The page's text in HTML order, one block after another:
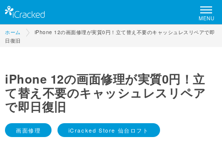
MENU
ホーム
iPhone 12の画面修理が実質0円！立て替え不要のキャッシュレスリペアで即
日復旧
iPhone 12の画面修理が実質0円！立
て替え不要のキャッシュレスリペア
で即日復旧
画面修理 iCracked Store 仙台ロフト